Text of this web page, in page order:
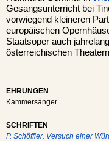
Gesangsunterricht bei
vorwiegend kleineren
europäischen
Staatsoper auch
österreichischen
EHRUNGEN
Kammersänger.
SCHRIFTEN
P. Schöffler. Versuch einer